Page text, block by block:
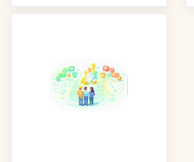
Anlatır?
Kripto